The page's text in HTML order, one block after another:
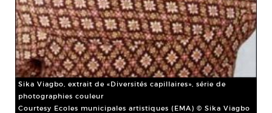
Sika Viagbo, extrait de «Diversités capillaires», série de
photographies couleur
Courtesy Ecoles municipales artistiques (EMA) © Sika Viagbo